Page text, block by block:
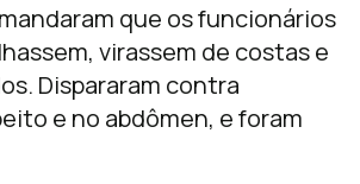
que os funcionários
virassem de costas e
Dispararam contra
e no abdômen, e foram